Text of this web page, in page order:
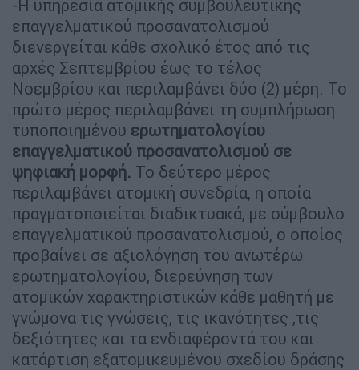
-Η υπηρεσία ατομικής συμβουλευτικής
επαγγελματικού προσανατολισμού
διενεργείται κάθε σχολικό έτος από τις
αρχές Σεπτεμβρίου έως το τέλος
Νοεμβρίου και περιλαμβάνει δύο (2) μέρη. Το
πρώτο μέρος περιλαμβάνει τη συμπλήρωση
τυποποιημένου ερωτηματολογίου
επαγγελματικού προσανατολισμού σε
ψηφιακή μορφή. Το δεύτερο μέρος
περιλαμβάνει ατομική συνεδρία, η οποία
πραγματοποιείται διαδικτυακά, με σύμβουλο
επαγγελματικού προσανατολισμού, ο οποίος
προβαίνει σε αξιολόγηση του ανωτέρω
ερωτηματολογίου, διερεύνηση των
ατομικών χαρακτηριστικών κάθε μαθητή με
γνώμονα τις γνώσεις, τις ικανότητες ,τις
δεξιότητες και τα ενδιαφέροντά του και
κατάρτιση εξατομικευμένου σχεδίου δράσης